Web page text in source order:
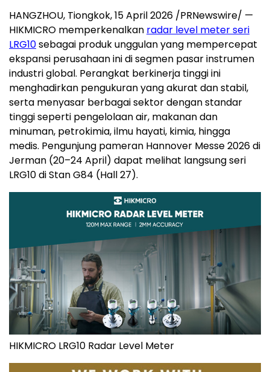
HANGZHOU, Tiongkok,15 April 2026 /PRNewswire/ —
HIKMICRO memperkenalkan radar level meter seri
LRG10sebagai produk unggulan yang mempercepat
ekspansi perusahaan ini di segmen pasar instrumen
industri global. Perangkat berkinerja tinggi ini
menghadirkan pengukuran yang akurat dan stabil,
serta menyasar berbagai sektor dengan standar
tinggi seperti pengelolaan air, makanan dan
minuman, petrokimia, ilmu hayati, kimia, hingga
medis. Pengunjung pameran Hannover Messe 2026 di
Jerman (20–24 April) dapat melihat langsung seri
LRG10 di Stan G84 (Hall 27).
HIKMICRO LRG10 Radar Level Meter